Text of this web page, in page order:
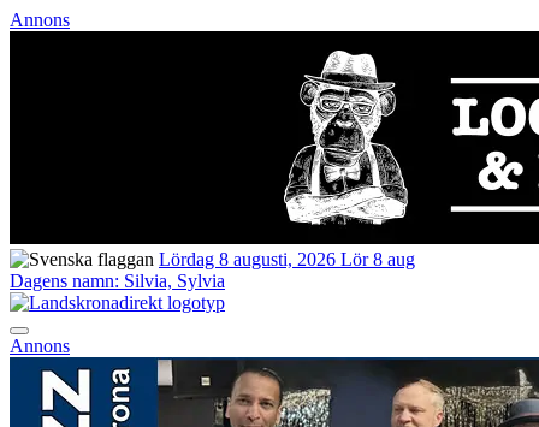
Annons
Lördag 8 augusti, 2026 Lör 8 aug
Dagens namn: Silvia, Sylvia
Annons